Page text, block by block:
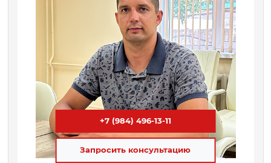
+7 (984) 496-13-11
Запросить консультацию